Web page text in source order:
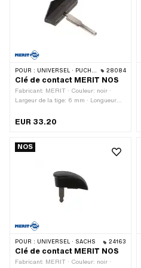
POUR : UNIVERSEL · PUCH · SACHS · ZÜNDAPP BELMONDO 28084
Clé de contact MERIT NOS
Fabricant: MERIT · Couleur: noir ·
Largeur de la tige: 6 mm · Longueur
mm
EUR 33.20
NOS
POUR : UNIVERSEL · SACHS 24163
Clé de contact MERIT NOS
Fabricant: MERIT · Couleur: noir ·